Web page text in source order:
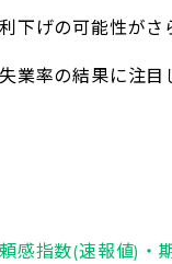
下げの可能性が
業率の結果に注目
感指数(速報値)・